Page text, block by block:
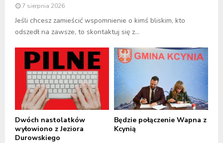
7 sierpnia 2026
Jeśli chcesz zamieścić wspomnienie o kimś bliskim, kto
odszedł na zawsze, to skontaktuj się z...
Dwóch nastolatków
wyłowiono z Jeziora
Durowskiego
Będzie połączenie Wapna z
Kcynią